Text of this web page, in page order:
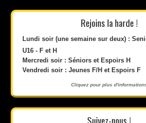
Rejoins la harde !
Lundi soir (une semaine sur deux) :
U16 - F et H
Mercredi soir : Séniors et Espoirs H
Vendredi soir : Jeunes F/H et Espoirs F
Cliquez pour plus
Suivez-nous !